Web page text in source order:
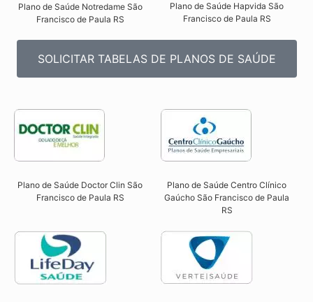
Plano de Saúde Notredame São
Francisco de Paula RS​
Plano de Saúde Hapvida São
Francisco de Paula RS​
SOLICITAR TABELAS DE PLANOS DE SAÚDE
Plano de Saúde Doctor Clin São
Francisco de Paula RS​
Plano de Saúde Centro Clínico
Gaúcho São Francisco de Paula
RS​